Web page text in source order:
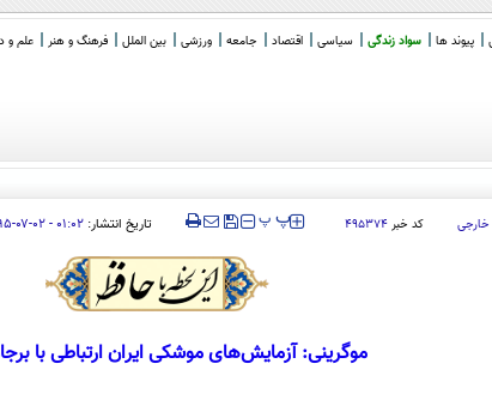
پیوند ها سواد زندگی سیاسی اقتصاد جامعه ورزشی بین الملل فرهنگ و هنر علم و
کد خبر۴۹۵۳۷۴ ‍‍‍ پپ تاریخ انتشار: ۰۱:۰۲ - ۰۲-۰۷-۱۳۹۵
موگرینی: آزمایش‌های موشکی ایران ارتباطی با